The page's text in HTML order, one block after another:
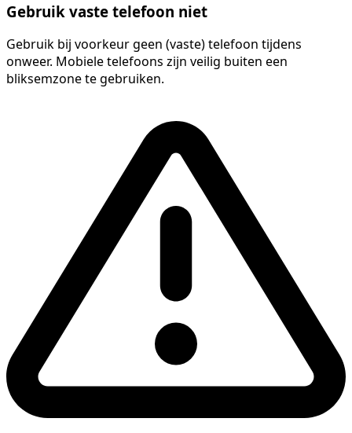
Gebruik vaste telefoon niet
Gebruik bij voorkeur geen (vaste) telefoon tijdens
onweer. Mobiele telefoons zijn veilig buiten een
bliksemzone te gebruiken.